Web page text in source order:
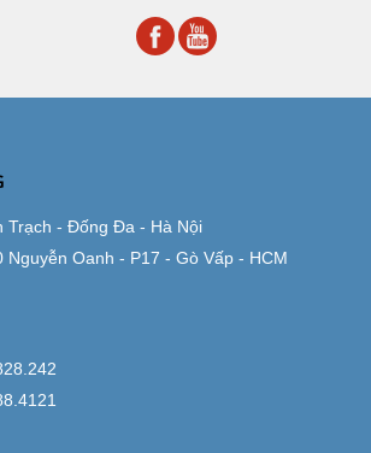
Trạch - Đống Đa - Hà Nội
Nguyễn Oanh - P17 - Gò Vấp - HCM